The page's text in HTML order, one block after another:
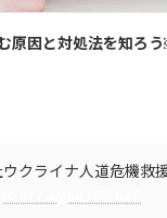
原因と対処法を知ろ
クライナ人道危機救